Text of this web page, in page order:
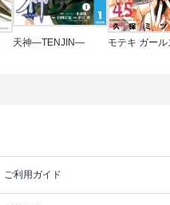
天神―TENJIN―
ご利用ガイド